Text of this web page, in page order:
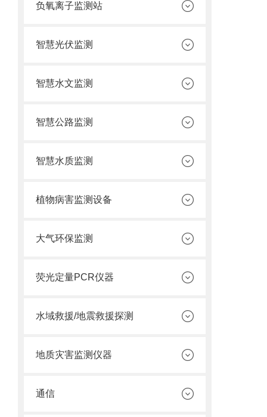
负氧离子监测站
智慧光伏监测
智慧水文监测
智慧公路监测
智慧水质监测
植物病害监测设备
大气环保监测
荧光定量PCR仪器
水域救援/地震救援探测
地质灾害监测仪器
通信